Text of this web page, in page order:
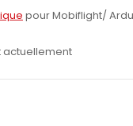
pour Mobiflight/
actuellement